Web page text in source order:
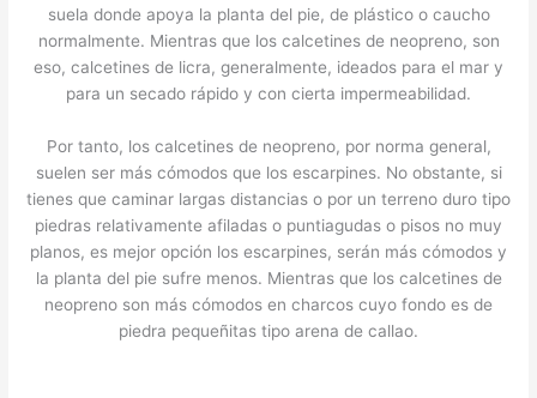
suela donde apoya la planta del pie, de plástico o caucho
normalmente. Mientras que los calcetines de neopreno, son
eso, calcetines de licra, generalmente, ideados para el mar y
para un secado rápido y con cierta impermeabilidad.
Por tanto, los calcetines de neopreno, por norma general,
suelen ser más cómodos que los escarpines. No obstante, si
tienes que caminar largas distancias o por un terreno duro tipo
piedras relativamente afiladas o puntiagudas o pisos no muy
planos, es mejor opción los escarpines, serán más cómodos y
la planta del pie sufre menos. Mientras que los calcetines de
neopreno son más cómodos en charcos cuyo fondo es de
piedra pequeñitas tipo arena de callao.